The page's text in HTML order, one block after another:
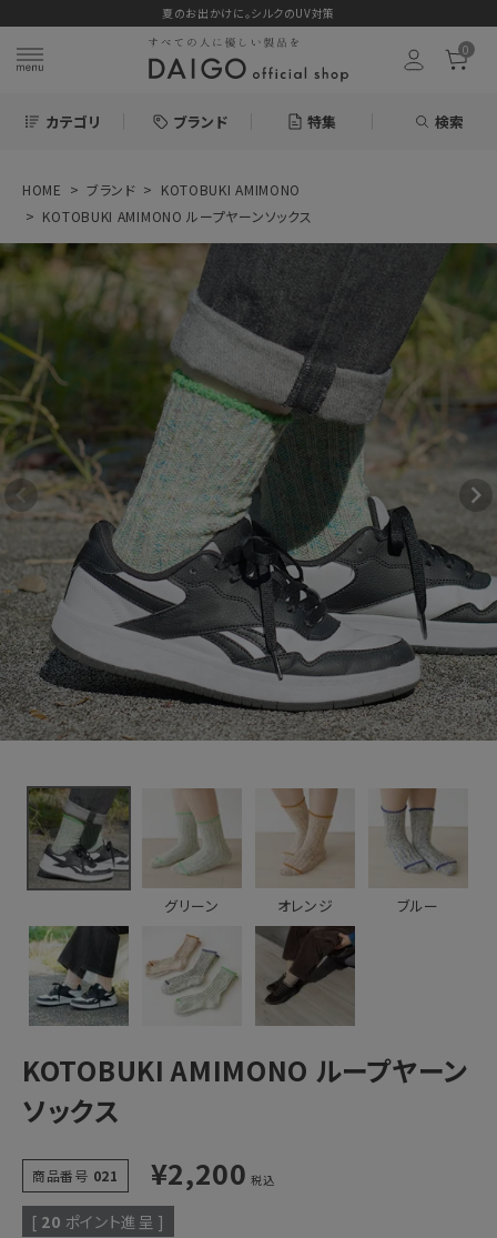
夏のお出かけに。シルクのUV対策
0
カテゴリ ブランド 特集 検索
search
ログイン お気に入り
KOTOBUKI
AMIMONO ルー
プヤーンソックス
2,200円 (税込)
新着＆再入荷商品
カテゴリーから探す
ギフトを探す
特集
読み物
ログアウト
HOME ブランド
KOTOBUKI AMIMONO
KOTOBUKI AMIMONO ループヤーンソックス
グリーン オレンジ ブルー
KOTOBUKI AMIMONO ループヤーン
ソックス
商品番号 021 ¥2,200 税込
[ 20 ポイント進呈 ]